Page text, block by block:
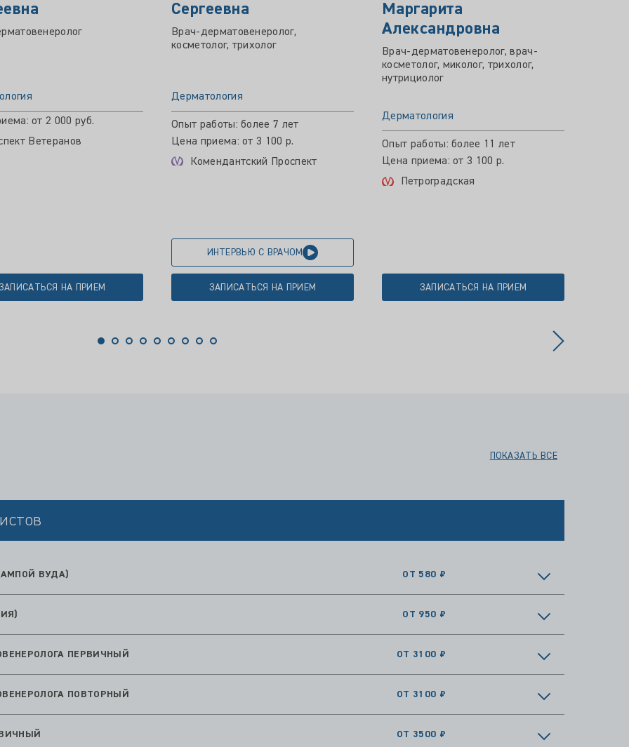
от 2 000 руб.
Ветеранов
НА ПРИЕМ
Сергеевна
Врач-дерматовенеролог,
косметолог, трихолог
Дерматология
Опыт работы: более 7 лет
Цена приема: от 3 100 р.
Комендантский Проспект
ИНТЕРВЬЮ С ВРАЧОМ
ЗАПИСАТЬСЯ НА ПРИЕМ
Маргарита
Александровна
Врач-дерматовенеролог, врач-
косметолог, миколог, трихолог,
нутрициолог
Дерматология
Опыт работы: более 11 лет
Цена приема: от 3 100 р.
Петроградская
ЗАПИСАТЬСЯ НА ПРИЕМ
ПОКАЗАТЬ ВСЕ
ВУДА) ОТ 580 ₽
ОТ 950 ₽
ПЕРВИЧНЫЙ ОТ 3100 ₽
ПОВТОРНЫЙ ОТ 3100 ₽
ОТ 3500 ₽